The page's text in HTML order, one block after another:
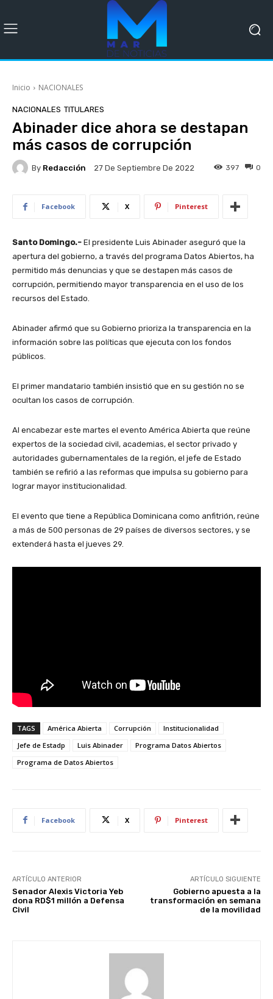
Inicio NACIONALES
NACIONALES TITULARES
Abinader dice ahora se destapan
más casos de corrupción
By Redacción 27 De Septiembre De 2022 0
397
Facebook X Pinterest
Santo Domingo.- El presidente Luis Abinader aseguró que la
apertura del gobierno, a través del programa Datos Abiertos, ha
permitido más denuncias y que se destapen más casos de
corrupción, permitiendo mayor transparencia en el uso de los
recursos del Estado.
Abinader afirmó que su Gobierno prioriza la transparencia en la
información sobre las políticas que ejecuta con los fondos
públicos.
El primer mandatario también insistió que en su gestión no se
ocultan los casos de corrupción.
Al encabezar este martes el evento América Abierta que reúne
expertos de la sociedad civil, academias, el sector privado y
autoridades gubernamentales de la región, el jefe de Estado
también se refirió a las reformas que impulsa su gobierno para
lograr mayor institucionalidad.
El evento que tiene a República Dominicana como anfitrión, reúne
a más de 500 personas de 29 países de diversos sectores, y se
extenderá hasta el jueves 29.
TAGS América Abierta Corrupción
Institucionalidad
Jefe de Estadp
Luis Abinader
Programa Datos Abiertos
Programa de Datos Abiertos
Facebook X Pinterest
ARTÍCULO ANTERIOR
Senador Alexis Victoria Yeb
dona RD$1 millón a Defensa
Civil
ARTÍCULO SIGUIENTE
Gobierno apuesta a la
transformación en semana
de la movilidad